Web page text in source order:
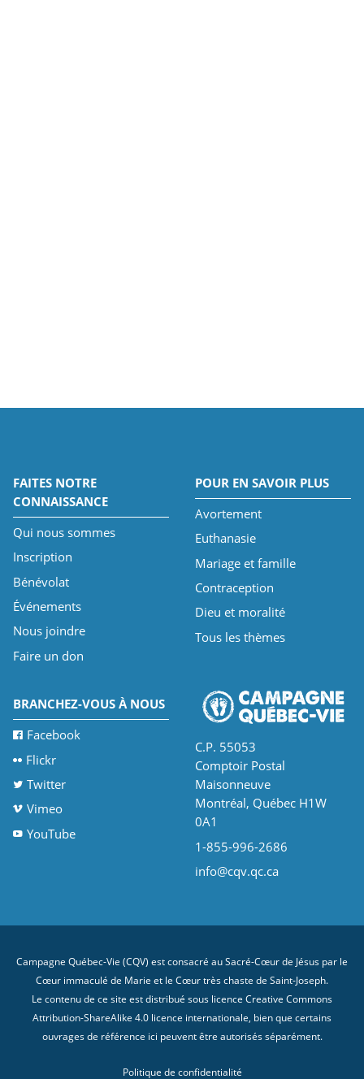
FAITES NOTRE
CONNAISSANCE
Qui nous sommes
Inscription
Bénévolat
Événements
Nous joindre
Faire un don
POUR EN SAVOIR PLUS
Avortement
Euthanasie
Mariage et famille
Contraception
Dieu et moralité
Tous les thèmes
BRANCHEZ-VOUS À NOUS
Facebook
Flickr
Twitter
Vimeo
YouTube
C.P. 55053
Comptoir Postal
Maisonneuve
Montréal, Québec H1W
0A1
1-855-996-2686
info@cqv.qc.ca
Campagne Québec-Vie (CQV) est consacré au Sacré-Cœur de Jésus par le
Cœur immaculé de Marie et le Cœur très chaste de Saint-Joseph.
Le contenu de ce site est distribué sous licence Creative Commons
Attribution-ShareAlike 4.0 licence internationale, bien que certains
ouvrages de référence ici peuvent être autorisés séparément.
Politique de confidentialité